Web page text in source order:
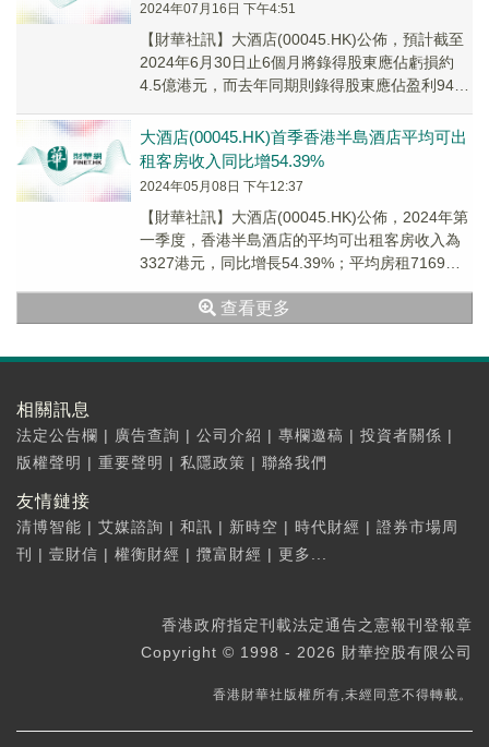
2024年07月16日 下午4:51
【財華社訊】大酒店(00045.HK)公佈，預計截至
2024年6月30日止6個月將錄得股東應佔虧損約
4.5億港元，而去年同期則錄得股東應佔盈利9400
大酒店(00045.HK)首季香港半島酒店平均可出
租客房收入同比增54.39%
2024年05月08日 下午12:37
【財華社訊】大酒店(00045.HK)公佈，2024年第
一季度，香港半島酒店的平均可出租客房收入為
3327港元，同比增長54.39%；平均房租7169港
查看更多
相關訊息
法定公告欄 | 廣告查詢 | 公司介紹 | 專欄邀稿 | 投資者關係 |
版權聲明 | 重要聲明 | 私隱政策 | 聯絡我們
友情鏈接
清博智能 | 艾媒諮詢 | 和訊 | 新時空 | 時代財經 | 證券市場周
刊
| 壹財信 | 權衡財經 | 攬富財經 | 更多...
香港政府指定刊載法定通告之憲報刊登報章
Copyright © 1998 - 2026 財華控股有限公司
香港財華社版權所有,未經同意不得轉載。